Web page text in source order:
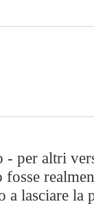
per altri
a lasciare la